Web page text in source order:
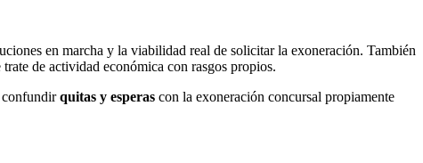
en marcha y la viabilidad real de solicitar la exoneración. También
trate de actividad económica con rasgos propios.
confundirquitas y esperas con la exoneración concursal propiamente